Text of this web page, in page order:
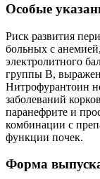
Особые
Риск развития
больных с
электролитного
группы B,
Нитрофурантоин
заболеваний
паранефрите и
комбинации с
функции почек.
Форма